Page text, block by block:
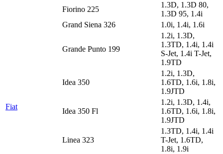
Fiat
Fiorino 225
1.3D, 1.3D 80,
1.3D 95, 1.4i
Grand Siena 326
1.0i, 1.4i, 1.6i
Grande Punto 199
1.2i, 1.3D,
1.3TD, 1.4i, 1.4i
S-Jet, 1.4i T-Jet,
1.9TD
Idea 350
1.2i, 1.3D,
1.6TD, 1.6i, 1.8i,
1.9JTD
Idea 350 Fl
1.2i, 1.3D, 1.4i,
1.6TD, 1.6i, 1.8i,
1.9JTD
Linea 323
1.3TD, 1.4i, 1.4i
T-Jet, 1.6TD,
1.8i, 1.9i